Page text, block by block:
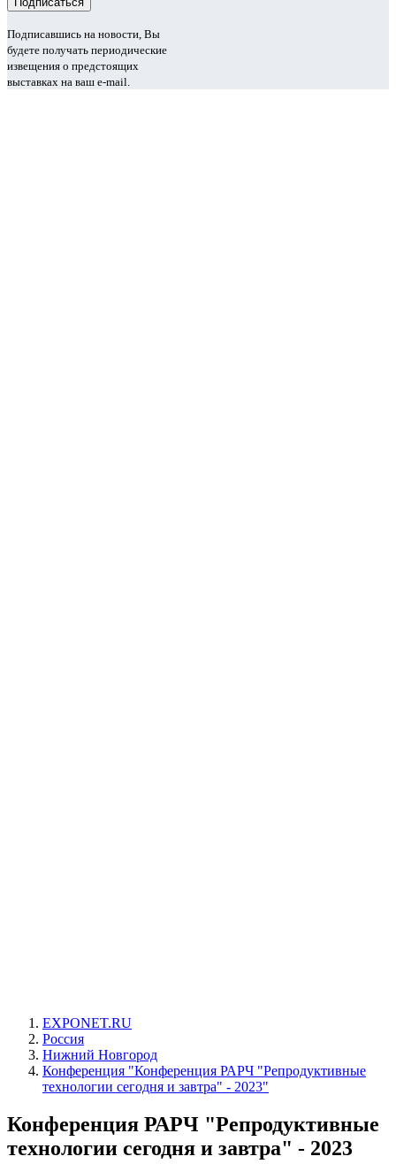
Подписавшись на новости, Вы
будете получать периодические
извещения о предстоящих
выставках на ваш e-mail.
EXPONET.RU
Россия
Нижний Новгород
Конференция "Конференция РАРЧ "Репродуктивные
технологии сегодня и завтра" - 2023"
Конференция РАРЧ "Репродуктивные
технологии сегодня и завтра" - 2023